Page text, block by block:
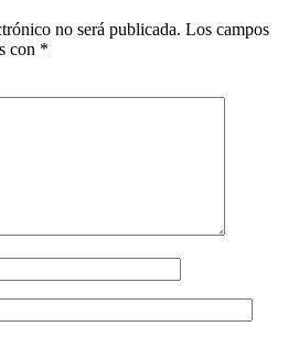
no será publicada. Los campos
con *